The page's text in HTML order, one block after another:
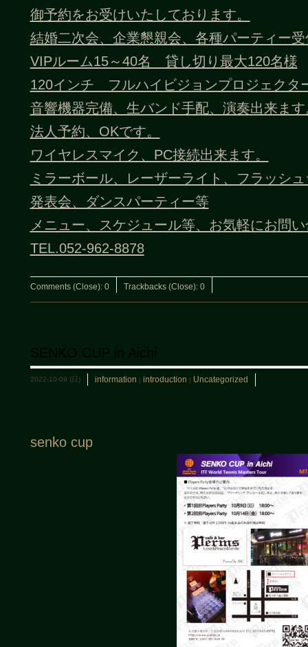
御予約をお受けいたしております。
結婚二次会、企業懇親会、各種パーティー
VIPルーム15～40名 貸し切り最大120名様
120インチ フルハイビジョンプロジェクタ
音響機器完備、生バンド手配、演奏出来ます
法人予約、OKです。
ワイヤレスマイク、PC接続出来ます。
ミラーボール、レーザーライト、フラッシ
発表会、ダンスパーティー等
メニュー、スケジュール等、お気軽にお問
TEL.052-962-8878
Comments (Close): 0 Trackbacks (Close): 0
SENKO CUP in Aichi
2022-10-09 (日) information | introduction | Uncategorized
senko cup